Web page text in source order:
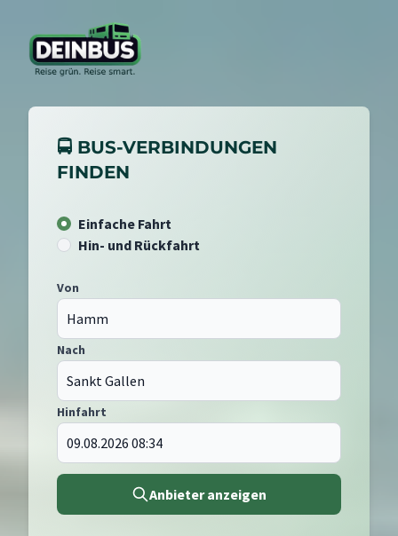
🚍 BUS-VERBINDUNGEN
FINDEN
Einfache Fahrt
Hin- und Rückfahrt
Von
Nach
Hinfahrt
Anbieter anzeigen